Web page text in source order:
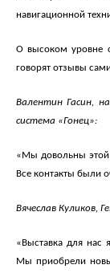
навигационной
О высоком уровне
говорят отзывы
Валентин Гасин,
система «Гонец»:
«Мы довольны этой
Все контакты были
Вячеслав Куликов,
«Выставка для нас
Мы приобрели